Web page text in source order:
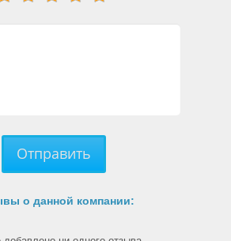
Отправить
о данной компании: